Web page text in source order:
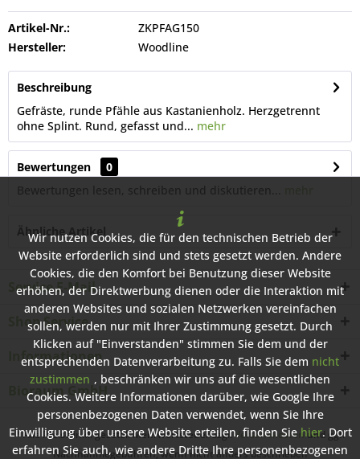
Artikel-Nr.:
ZKPFAG150
Hersteller:
Woodline
Beschreibung
Gefräste, runde Pfähle aus Kastanienholz. Herzgetrennt
ohne Splint. Rund, gefasst und... mehr
Bewertungen
0
Bewertungen lesen, schreiben und diskutieren...
Ähnliche Artikel
Service E-Mail
Shop Service
Informationen
Bioraum GmbH
* Alle Preise inkl. gesetzl. Mehrwertsteuer zzgl.Versandkostenund ggf.
Nachnahmegebühren, wenn nicht anders beschrieben
Wir nutzen Cookies, die für den technischen Betrieb der
Website erforderlich sind und stets gesetzt werden. Andere
Cookies, die den Komfort bei Benutzung dieser Website
erhöhen, der Direktwerbung dienen oder die Interaktion mit
anderen Websites und sozialen Netzwerken vereinfachen
sollen, werden nur mit Ihrer Zustimmung gesetzt. Durch
Klicken auf "Einverstanden" stimmen Sie dem und der
entsprechenden Datenverarbeitung zu. Falls Sie dem nicht
zustimmen , beschränken wir uns auf die wesentlichen
Cookies. Weitere Informationen darüber, wie Google Ihre
personenbezogenen Daten verwendet, wenn Sie Ihre
Einwilligung über unsere Website erteilen, finden Sie hier. Dort
erfahren Sie auch, wie andere Dritte Ihre personenbezogenen